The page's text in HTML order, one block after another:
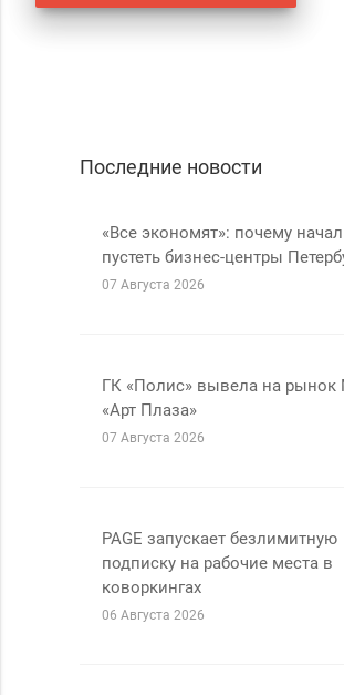
Последние новости
«Все экономят»: почему
пустеть бизнес-центры
07 Августа 2026
ГК «Полис» вывела на
«Арт Плаза»
07 Августа 2026
PAGE запускает безлимитную
подписку на рабочие места в
коворкингах
06 Августа 2026